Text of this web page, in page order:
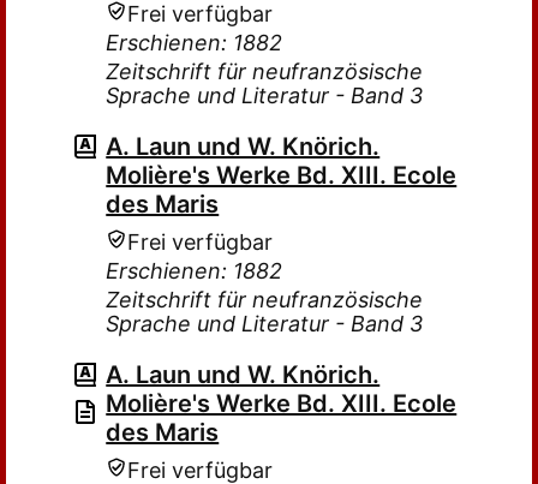
Frei verfügbar
Erschienen: 1882
Zeitschrift für neufranzösische
Sprache und Literatur - Band 3
A. Laun und W. Knörich.
Molière's Werke Bd. XIII. Ecole
des Maris
Frei verfügbar
Erschienen: 1882
Zeitschrift für neufranzösische
Sprache und Literatur - Band 3
A. Laun und W. Knörich.
Molière's Werke Bd. XIII. Ecole
des Maris
Frei verfügbar